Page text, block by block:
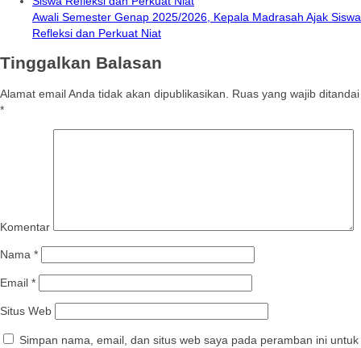
Awali Semester Genap 2025/2026, Kepala Madrasah Ajak Siswa
Refleksi dan Perkuat Niat
Tinggalkan Balasan
Alamat email Anda tidak akan dipublikasikan. Ruas yang wajib ditandai
*
Komentar
Nama *
Email *
Situs Web
Simpan nama, email, dan situs web saya pada peramban ini untuk